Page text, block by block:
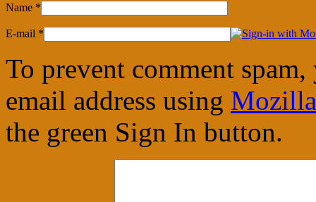
Name *
E-mail *
To prevent comment
email address using
the green Sign In button.